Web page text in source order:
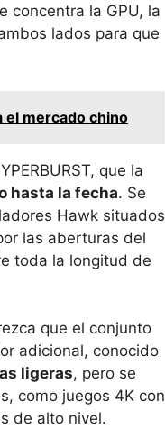
concentra la GPU, la
lados para que
el mercado chino
que la
hasta la fecha. Se
Hawk situados
las aberturas del
toda la longitud de
que el conjunto
adicional, conocido
ligeras, pero se
como juegos 4K con
de alto nivel.